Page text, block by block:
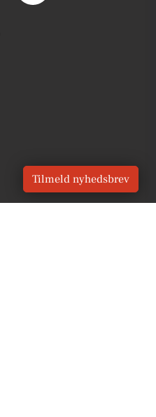
Tilmeld nyhedsbrev